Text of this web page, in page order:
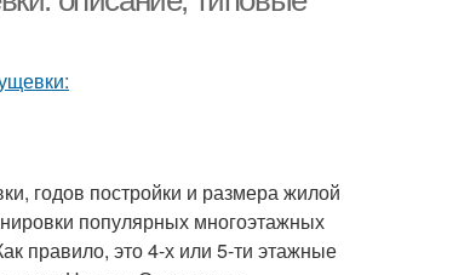
годов постройки и размера жилой
популярных многоэтажных
правило, это 4-х или 5-ти этажные